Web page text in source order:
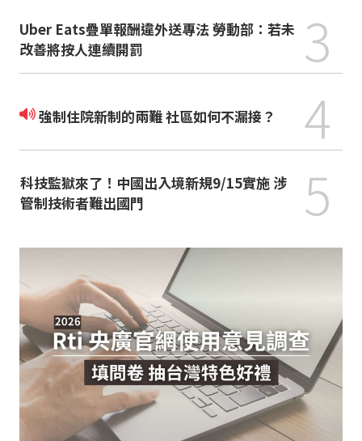
Uber Eats疊單報酬違外送專法 勞動部：若未
改善將按人連續開罰
3
強制住院新制的兩難 社區如何不漏接？ 4
科技監獄來了！中國出入境新規9/15實施 涉
管制技術者難出國門
5